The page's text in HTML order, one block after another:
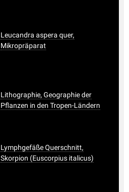
Leucandra aspera quer,
Mikropräparat
Lithographie, Geographie der
Pflanzen in den Tropen-Ländern
Lymphgefäße Querschnitt,
Skorpion (Euscorpius italicus)